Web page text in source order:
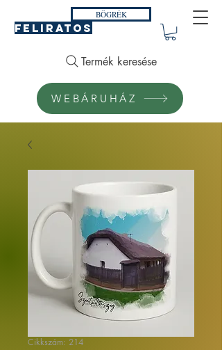
FELIRATOS
BÖGRÉK
Termék keresése
WEBÁRUHÁZ
Cikkszám: 214